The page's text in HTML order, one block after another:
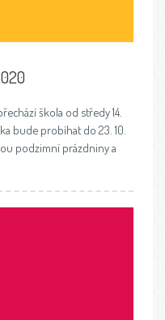
škola od středy 14.
bude probíhat do 23. 10.
podzimní prázdniny a